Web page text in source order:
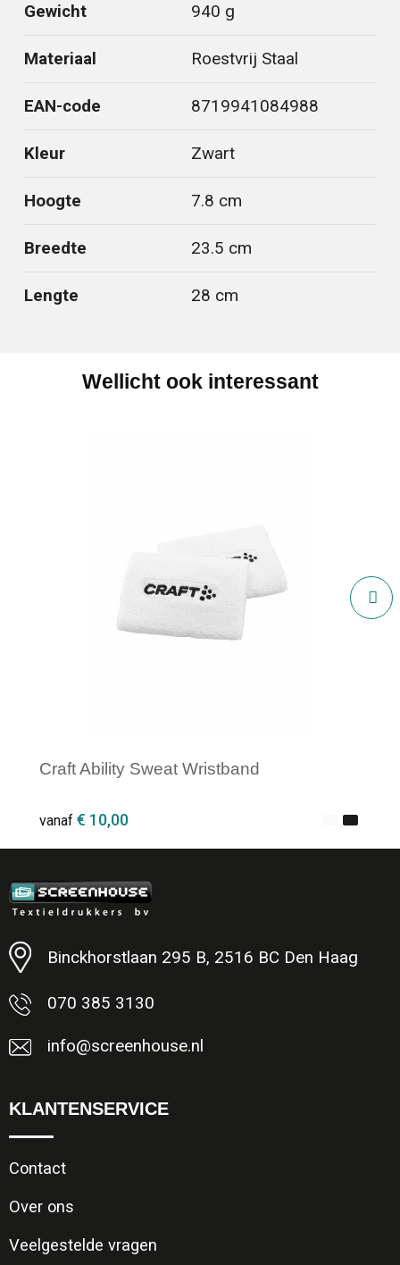
Gewicht 940 g
Materiaal Roestvrij Staal
EAN-code 8719941084988
Kleur Zwart
Hoogte 7.8 cm
Breedte 23.5 cm
Lengte 28 cm
Wellicht ook interessant
Craft Ability Sweat Wristband
vanaf € 10,00
Minimale afname: 1
Binckhorstlaan 295 B, 2516 BC Den Haag
070 385 3130
info@screenhouse.nl
KLANTENSERVICE
Contact
Over ons
Veelgestelde vragen